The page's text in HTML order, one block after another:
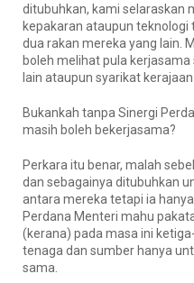
ditubuhkan, kami selaraskan
kepakaran ataupun
dua rakan mereka yang lain.
boleh melihat pula
lain ataupun syarikat kerajaan
Bukankah tanpa Sinergi
masih boleh bekerjasama?
Perkara itu benar, malah
dan sebagainya ditubuhkan
antara mereka tetapi ia
Perdana Menteri mahu
(kerana) pada masa ini
tenaga dan sumber hanya
sama.